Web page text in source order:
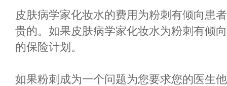
皮肤病学家化妆水的费用为粉刺有倾向患
贵的。如果皮肤病学家化妆水为粉刺有倾
的保险计划。
如果粉刺成为一个问题为您要求您的医生